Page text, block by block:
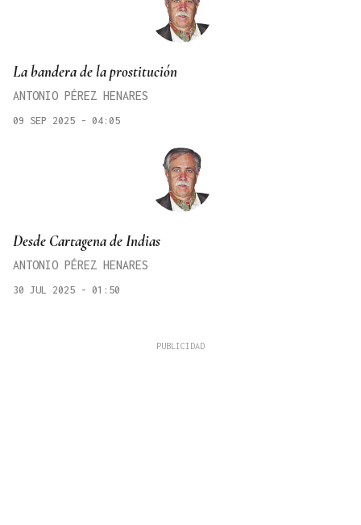
La bandera de la prostitución
ANTONIO PÉREZ HENARES
09 SEP 2025 - 04:05
Desde Cartagena de Indias
ANTONIO PÉREZ HENARES
30 JUL 2025 - 01:50